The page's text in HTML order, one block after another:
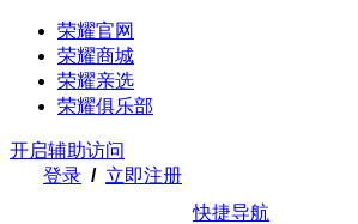
荣耀官网
荣耀商城
荣耀亲选
荣耀俱乐部
开启辅助访问
登录 / 立即注册
快捷导航